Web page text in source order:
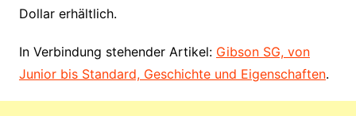
Dollar erhältlich.
In Verbindung stehender Artikel: Gibson SG, von
Junior bis Standard, Geschichte und Eigenschaften.